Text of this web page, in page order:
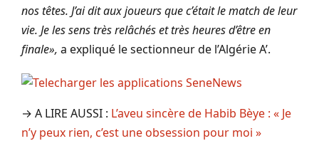
nos têtes. J’ai dit aux joueurs que c’était le match de leur
vie. Je les sens très relâchés et très heures d’être en
finale», a expliqué le sectionneur de l’Algérie A’.
→ A LIRE AUSSI : L’aveu sincère de Habib Bèye : « Je
n’y peux rien, c’est une obsession pour moi »